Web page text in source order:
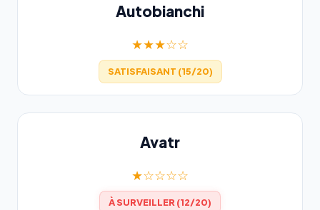
Autobianchi
★★★☆☆
SATISFAISANT (15/20)
Avatr
★☆☆☆☆
À SURVEILLER (12/20)